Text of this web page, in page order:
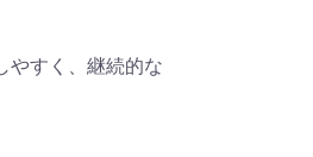
やすく、継続的な